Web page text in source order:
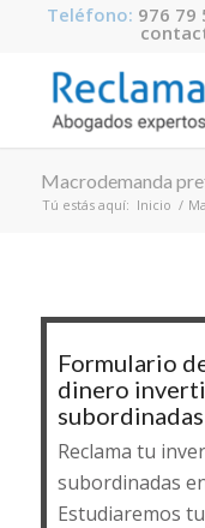
Teléfono: 976 79
Macrodemanda
Tú estás aquí: Inicio /
Formulario
dinero
Reclama tu
subordinadas
Estudiaremos